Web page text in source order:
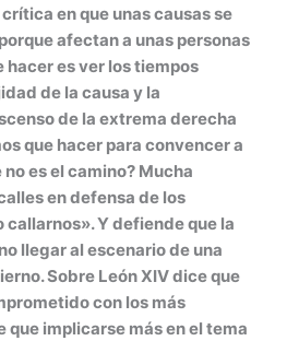
en que unas causas se
afectan a unas personas
hacer es ver los tiempos
de la causa y la
de la extrema derecha
que hacer para convencer a
es el camino? Mucha
en defensa de los
callarnos». Y defiende que la
llegar al escenario de una
Sobre León XIV dice que
con los más
que implicarse más en el tema